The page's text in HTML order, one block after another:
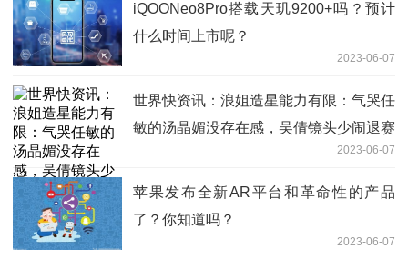
iQOONeo8Pro搭载天玑9200+吗？预计
什么时间上市呢？
2023-06-07
世界快资讯：浪姐造星能力有限：气哭任
敏的汤晶媚没存在感，吴倩镜头少闹退赛
2023-06-07
苹果发布全新AR平台和革命性的产品
了？你知道吗？
2023-06-07